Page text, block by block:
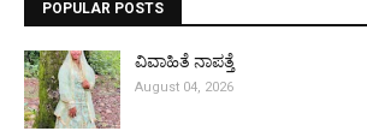
POPULAR POSTS
ವಿವಾಹಿತೆ ನಾಪತ್ತೆ
August 04, 2026